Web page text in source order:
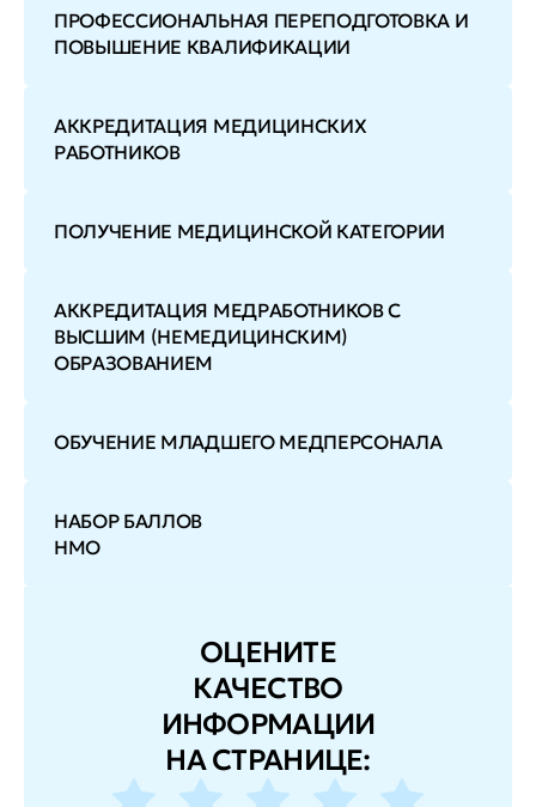
ПРОФЕССИОНАЛЬНАЯ ПЕРЕПОДГОТОВКА И
ПОВЫШЕНИЕ КВАЛИФИКАЦИИ
АККРЕДИТАЦИЯ МЕДИЦИНСКИХ
РАБОТНИКОВ
ПОЛУЧЕНИЕ МЕДИЦИНСКОЙ КАТЕГОРИИ
АККРЕДИТАЦИЯ МЕДРАБОТНИКОВ С
ВЫСШИМ (НЕМЕДИЦИНСКИМ)
ОБРАЗОВАНИЕМ
ОБУЧЕНИЕ МЛАДШЕГО МЕДПЕРСОНАЛА
НАБОР БАЛЛОВ
НМО
ОЦЕНИТЕ
КАЧЕСТВО
ИНФОРМАЦИИ
НА СТРАНИЦЕ: